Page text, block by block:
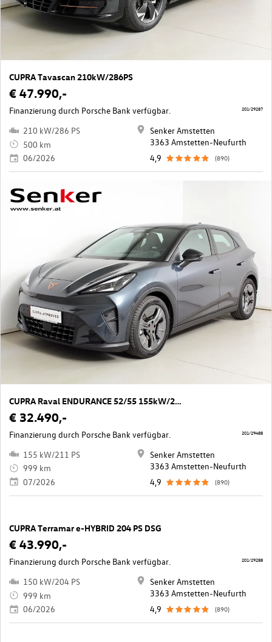
CUPRA Tavascan 210kW/286PS
€ 47.990,-
Finanzierung durch Porsche Bank verfügbar.
210 kW/286 PS
500 km
06/2026
Senker Amstetten
3363 Amstetten-Neufurth
4,9
(890)
201/29287
CUPRA Raval ENDURANCE 52/55 155kW/210 PS
€ 32.490,-
Finanzierung durch Porsche Bank verfügbar.
155 kW/211 PS
999 km
07/2026
Senker Amstetten
3363 Amstetten-Neufurth
4,9
(890)
201/29488
CUPRA Terramar e-HYBRID 204 PS DSG
€ 43.990,-
Finanzierung durch Porsche Bank verfügbar.
150 kW/204 PS
999 km
06/2026
Senker Amstetten
3363 Amstetten-Neufurth
4,9
(890)
201/29288